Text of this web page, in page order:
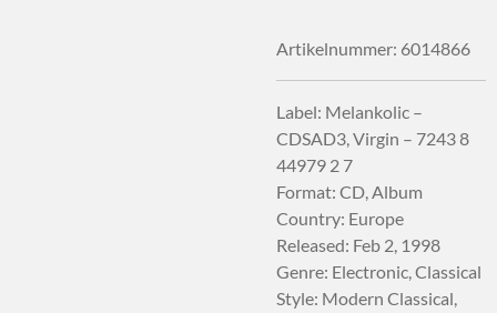
Artikelnummer: 6014866
Label: Melankolic –
CDSAD3, Virgin – 7243 8
44979 2 7
Format: CD, Album
Country: Europe
Released: Feb 2, 1998
Genre: Electronic, Classical
Style: Modern Classical,